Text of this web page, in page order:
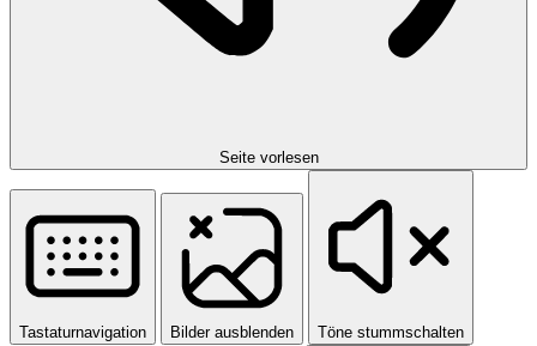
Seite vorlesen
Tastaturnavigation Bilder ausblenden Töne stummschalten